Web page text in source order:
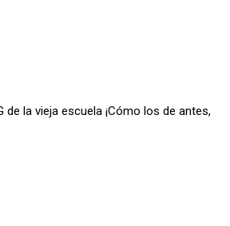
de la vieja escuela ¡Cómo los de antes,